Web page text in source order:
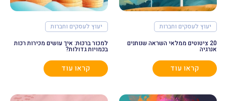
יעוץ לעסקים וחברות
20 ציטוטים ממלאי השראה שנותנים
אנרגיה
קראו עוד
יעוץ לעסקים וחברות
למכור ברכּוּת: איך עושים מכירות רכות
בכמויות גדולות?
קראו עוד